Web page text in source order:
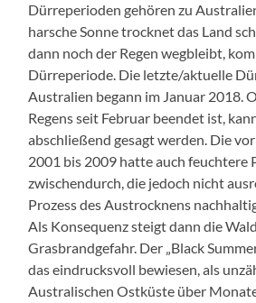
Dürreperioden gehören zu
harsche Sonne trocknet das Land
dann noch der Regen wegbleibt,
Dürreperiode. Die letzte/aktuelle
Australien begann im Januar 2018.
Regens seit Februar beendet ist,
abschließend gesagt werden. Die
2001 bis 2009 hatte auch feuchtere
zwischendurch, die jedoch nicht
Prozess des Austrocknens
Als Konsequenz steigt dann die
Grasbrandgefahr. Der „Black
das eindrucksvoll bewiesen, als
Australischen Ostküste über